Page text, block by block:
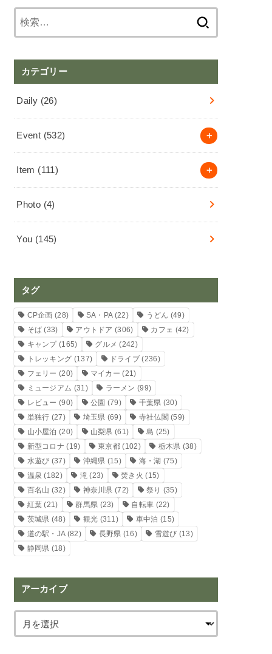
カテゴリー
Daily (26)
Event (532)
Item (111)
Photo (4)
You (145)
タグ
CP企画 (28) SA・PA(22) うどん (49)
そば (33) アウトドア (306) カフェ (42)
キャンプ(165) グルメ (242)
トレッキング (137) ドライブ (236)
フェリー (20) マイカー (21)
ミュージアム (31) ラーメン (99)
レビュー (90) 公園 (79) 千葉県 (30)
単独行 (27) 埼玉県 (69) 寺社仏閣 (59)
山小屋泊 (20) 山梨県 (61) 島 (25)
新型コロナ (19) 東京都 (102) 栃木県 (38)
水遊び (37) 沖縄県 (15) 海・湖 (75)
温泉 (182) 滝 (23) 焚き火 (15)
百名山 (32) 神奈川県 (72) 祭り (35)
紅葉 (21) 群馬県 (23) 自転車 (22)
茨城県 (48) 観光 (311) 車中泊 (15)
道の駅・JA(82) 長野県 (16) 雪遊び (13)
静岡県 (18)
アーカイブ